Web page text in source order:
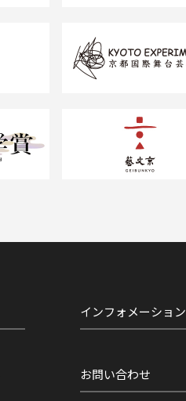
インフォメーション
お問い合わせ